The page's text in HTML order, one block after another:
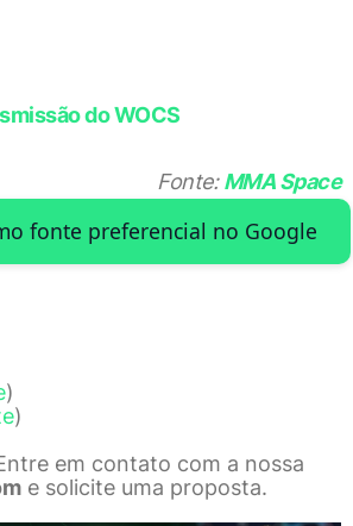
do WOCS
Fonte:MMA Space
fonte preferencial no Google
)
)
em contato com a nossa
e solicite uma proposta.